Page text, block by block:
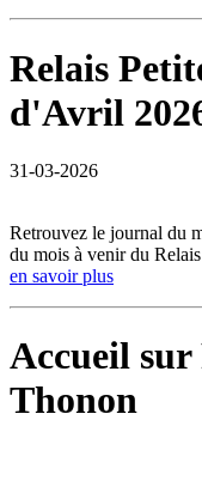
Relais
d'Avril
31-03-2026
Retrouvez le journal du
du mois à venir du
en savoir plus
Accueil sur
Thonon